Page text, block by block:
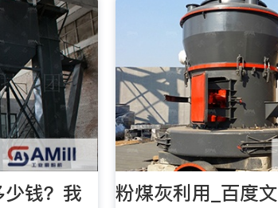
钱？我
粉煤灰利用_百度